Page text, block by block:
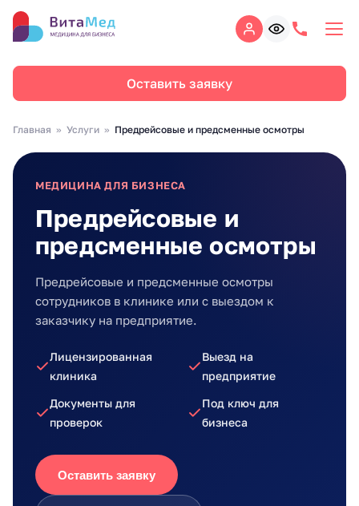
Оставить заявку
Главная Услуги Предрейсовые и предсменные осмотры
МЕДИЦИНА ДЛЯ БИЗНЕСА
Предрейсовые и
предсменные осмотры
Предрейсовые и предсменные осмотры
сотрудников в клинике или с выездом к
заказчику на предприятие.
Лицензированная
клиника
Выезд на
предприятие
Документы для
проверок
Под ключ для
бизнеса
Оставить заявку